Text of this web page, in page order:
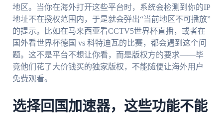
地区。当你在海外打开这些平台时，系统会检测到你的IP
地址不在授权范围内，于是就会弹出“当前地区不可播放”
的提示。比如在马来西亚看CCTV5世界杯直播，或者在
国外看世界杯德国 vs 科特迪瓦的比赛，都会遇到这个问
题。这不是平台不想让你看，而是版权方的要求——毕
竟他们花了大价钱买的独家版权，不能随便让海外用户
免费观看。
选择回国加速器，这些功能不能